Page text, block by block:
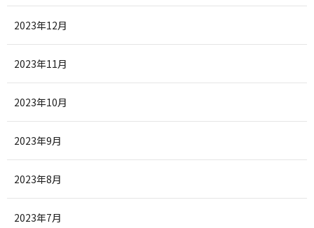
2023年12月
2023年11月
2023年10月
2023年9月
2023年8月
2023年7月